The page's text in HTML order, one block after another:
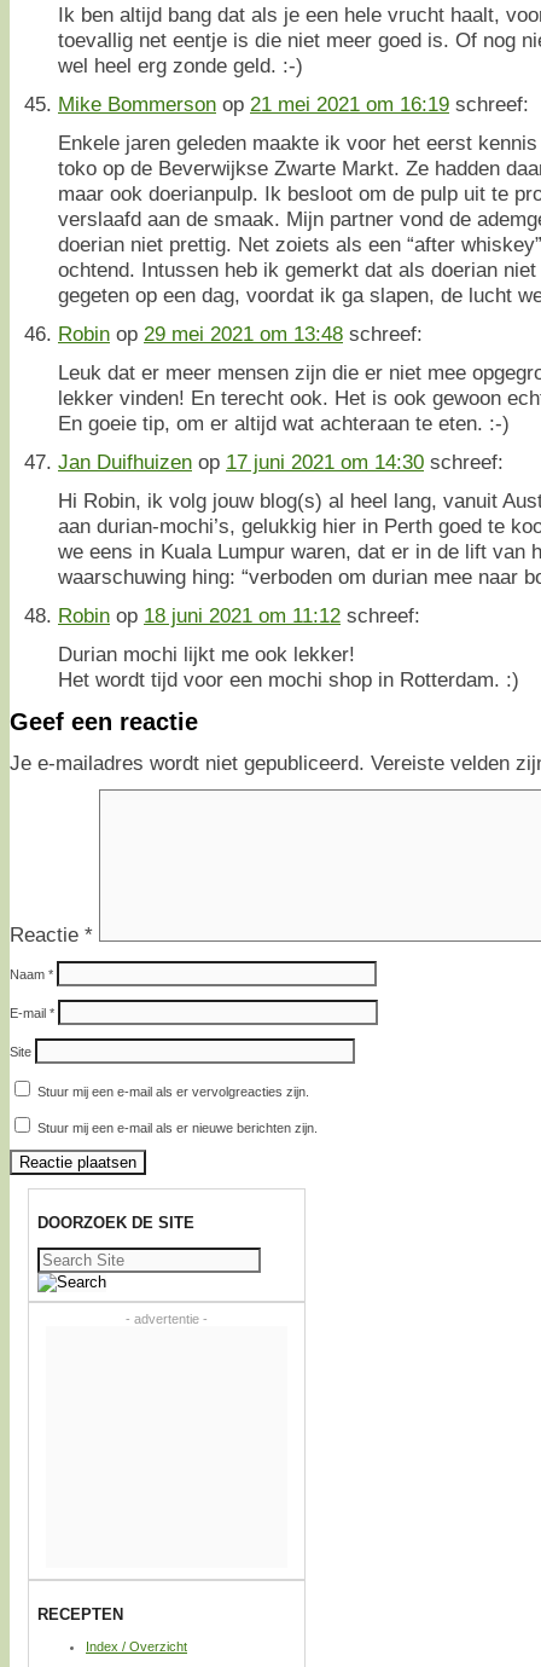
Ik ben altijd bang dat als je een hele vrucht haalt,
toevallig net eentje is die niet meer goed is. Of nog
wel heel erg zonde geld. :-)
Mike Bommerson op 21 mei 2021 om 16:19 schreef:
Enkele jaren geleden maakte ik voor het eerst
toko op de Beverwijkse Zwarte Markt. Ze hadden
maar ook doerianpulp. Ik besloot om de pulp uit te
verslaafd aan de smaak. Mijn partner vond de
doerian niet prettig. Net zoiets als een “after
ochtend. Intussen heb ik gemerkt dat als doerian
gegeten op een dag, voordat ik ga slapen, de lucht
Robin op 29 mei 2021 om 13:48 schreef:
Leuk dat er meer mensen zijn die er niet mee
lekker vinden! En terecht ook. Het is ook gewoon
En goeie tip, om er altijd wat achteraan te eten. :-)
Jan Duifhuizen op 17 juni 2021 om 14:30 schreef:
Hi Robin, ik volg jouw blog(s) al heel lang, vanuit
aan durian-mochi’s, gelukkig hier in Perth goed te
we eens in Kuala Lumpur waren, dat er in de lift van
waarschuwing hing: “verboden om durian mee naar
Robin op 18 juni 2021 om 11:12 schreef:
Durian mochi lijkt me ook lekker!
Het wordt tijd voor een mochi shop in Rotterdam. :)
Geef een reactie
Je e-mailadres wordt niet gepubliceerd. Vereiste velden
Reactie *
Naam *
E-mail *
Site
Stuur mij een e-mail als er vervolgreacties zijn.
Stuur mij een e-mail als er nieuwe berichten zijn.
DOORZOEK DE SITE
Zoeken
naar:
- advertentie -
RECEPTEN
Index / Overzicht